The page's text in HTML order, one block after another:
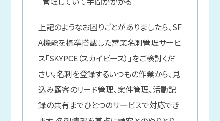
上記のようなお困りごとがありましたら、SF
A機能を標準搭載した営業名刺管理サービ
ス「SKYPCE（スカイピース）」をご検討くだ
さい。名刺を登録するいつもの作業から、見
込み顧客のリード管理、案件管理、活動記
録の共有までひとつのサービスで対応でき